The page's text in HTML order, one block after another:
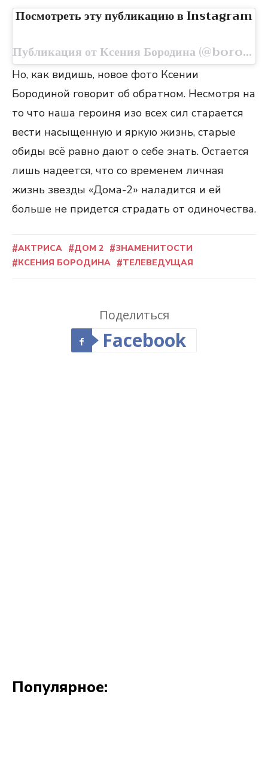
Посмотреть эту публикацию в Instagram
Публикация от Ксения Бородина (@borodylia)
Но, как видишь, новое фото Ксении
Бородиной говорит об обратном. Несмотря на
то что наша героиня изо всех сил старается
вести насыщенную и яркую жизнь, старые
обиды всё равно дают о себе знать. Остается
лишь надеется, что со временем личная
жизнь звезды «Дома-2» наладится и ей
больше не придется страдать от одиночества.
АКТРИСА ДОМ 2
ЗНАМЕНИТОСТИ
КСЕНИЯ БОРОДИНА
ТЕЛЕВЕДУЩАЯ
Поделиться
Facebook
Популярное: